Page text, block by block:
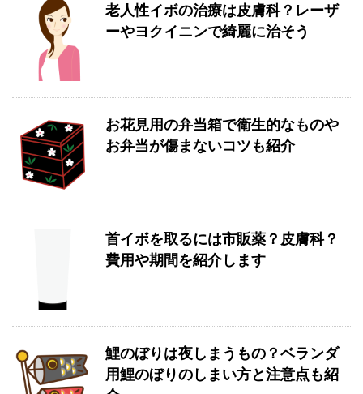
老人性イボの治療は皮膚科？レーザ
ーやヨクイニンで綺麗に治そう
お花見用の弁当箱で衛生的なものや
お弁当が傷まないコツも紹介
首イボを取るには市販薬？皮膚科？
費用や期間を紹介します
鯉のぼりは夜しまうもの？ベランダ
用鯉のぼりのしまい方と注意点も紹